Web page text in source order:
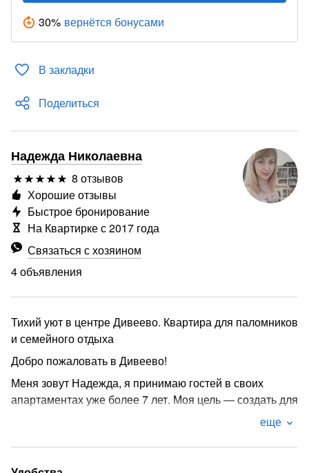
30% вернётся бонусами
В закладки
Поделиться
Надежда Николаевна
8 отзывов
Связаться с хозяином
4 объявления
Хорошие отзывы
Быстрое бронирование
На Квартирке с 2017 года
Тихий уют в центре Дивеево. Квартира для паломников
и семейного отдыха
Добро пожаловать в Дивеево!
Меня зовут Надежда, я принимаю гостей в своих
апартаментах уже более 7 лет. Моя цель — создать для
вас пространство, где после дороги и молитв можно
еще